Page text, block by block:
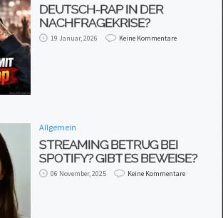
DEUTSCH-RAP IN DER
NACHFRAGEKRISE?
19 Januar, 2026 Keine Kommentare
Allgemein
STREAMING BETRUG BEI
SPOTIFY? GIBT ES BEWEISE?
06 November, 2025 Keine Kommentare